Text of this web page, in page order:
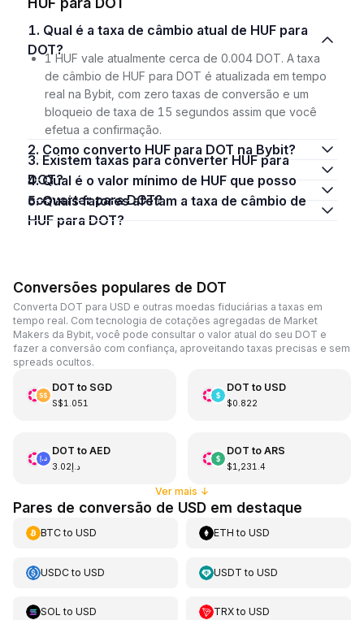
1. Qual é a taxa de câmbio atual de HUF para
DOT?
1 HUF vale atualmente cerca de 0.004 DOT. A taxa
de câmbio de HUF para DOT é atualizada em tempo
real na Bybit, com zero taxas de conversão e um
bloqueio de taxa de 15 segundos assim que você
efetua a confirmação.
2. Como converto HUF para DOT na Bybit?
3. Existem taxas para converter HUF para
DOT?
4. Qual é o valor mínimo de HUF que posso
converter para DOT?
5. Quais fatores afetam a taxa de câmbio de
HUF para DOT?
Conversões populares de DOT
Converta DOT para USD e outras moedas fiduciárias a taxas em
tempo real. Com tecnologia de cotações agregadas de Market
Makers da Bybit, você pode consultar o valor atual do seu DOT e
fazer a conversão com confiança, aproveitando taxas precisas e sem
spreads ocultos.
DOT to SGD
S$1.051
DOT to USD
$0.822
DOT to AED
د.إ3.02
DOT to ARS
$1,231.4
Ver mais ↓
Pares de conversão de USD em destaque
BTCto USD ETH toUSD
USDCto USD USDT toUSD
SOL to USD TRXtoUSD